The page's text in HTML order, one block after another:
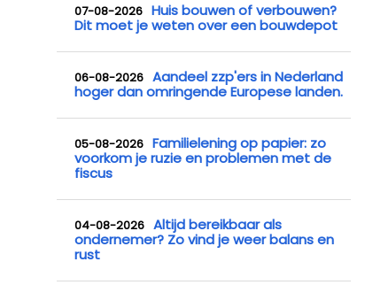
07-08-2026 Huis bouwen of verbouwen?
Dit moet je weten over een bouwdepot
06-08-2026 Aandeel zzp'ers in Nederland
hoger dan omringende Europese landen.
05-08-2026 Familielening op papier: zo
voorkom je ruzie en problemen met de
fiscus
04-08-2026 Altijd bereikbaar als
ondernemer? Zo vind je weer balans en
rust